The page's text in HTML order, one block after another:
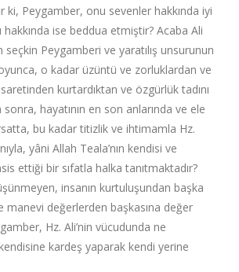
ki, Peygamber, onu sevenler hakkında iyi
hakkında ise beddua etmiştir? Acaba Ali
seçkin Peygamberi ve yaratılış unsurunun
o kadar üzüntü ve zorluklardan ve
kurtardıktan ve özgürlük tadını
hayatının en son anlarında ve ele
bu kadar titizlik ve ihtimamla Hz.
yâni Allah Teala’nın kendisi ve
ettiği bir sıfatla halka tanıtmaktadır?
insanın kurtuluşundan başka
manevi değerlerden başkasına değer
Hz. Ali’nin vücudunda ne
kardeş yaparak kendi yerine